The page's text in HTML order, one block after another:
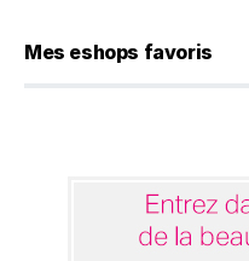
Mes eshops favoris